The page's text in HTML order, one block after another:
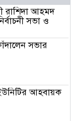
রাশিদা আহমদ
সভা ও
সভার
আহবায়ক